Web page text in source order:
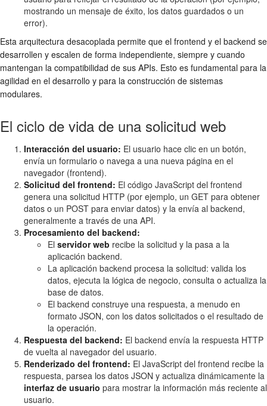
mostrando un mensaje de éxito, los datos guardados o un
error).
Esta arquitectura desacoplada permite que el frontend y el backend se
desarrollen y escalen de forma independiente, siempre y cuando
mantengan la compatibilidad de sus APIs. Esto es fundamental para la
agilidad en el desarrollo y para la construcción de sistemas
modulares.
El ciclo de vida de una solicitud web
Interacción del usuario: El usuario hace clic en un botón,
envía un formulario o navega a una nueva página en el
navegador (frontend).
Solicitud del frontend: El código JavaScript del frontend
genera una solicitud HTTP (por ejemplo, un GET para obtener
datos o un POST para enviar datos) y la envía al backend,
generalmente a través de una API.
Procesamiento del backend:
El servidor web recibe la solicitud y la pasa a la
aplicación backend.
La aplicación backend procesa la solicitud: valida los
datos, ejecuta la lógica de negocio, consulta o actualiza la
base de datos.
El backend construye una respuesta, a menudo en
formato JSON, con los datos solicitados o el resultado de
la operación.
Respuesta del backend: El backend envía la respuesta HTTP
de vuelta al navegador del usuario.
Renderizado del frontend: El JavaScript del frontend recibe la
respuesta, parsea los datos JSON y actualiza dinámicamente la
interfaz de usuario para mostrar la información más reciente al
usuario.